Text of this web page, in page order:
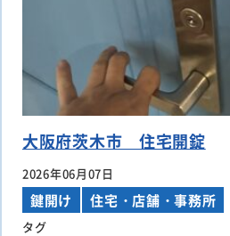
大阪府茨木市 住宅開錠
2026年06月07日
鍵開け 住宅・店舗・事務所
タグ